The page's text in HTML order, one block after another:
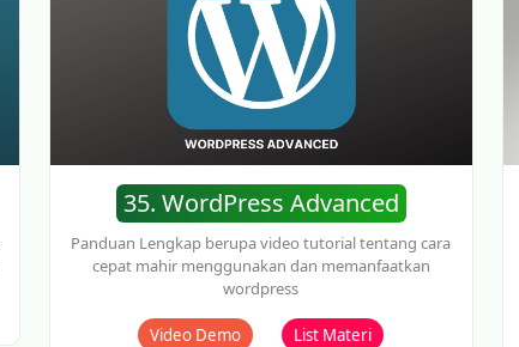
35. WordPress Advanced
Panduan Lengkap berupa video tutorial tentang cara
cepat mahir menggunakan dan memanfaatkan
wordpress
Video Demo List Materi